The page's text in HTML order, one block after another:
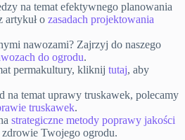
na temat efektywnego planowania
artykuł o zasadach projektowania
nawozami? Zajrzyj do naszego
do ogrodu.
permakultury, kliknij tutaj, aby
na temat uprawy truskawek, polecamy
truskawek.
strategiczne metody poprawy jakości
zdrowie Twojego ogrodu.